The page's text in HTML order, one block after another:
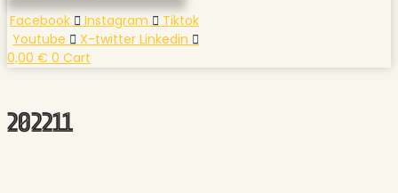
Facebook
Instagram
Tiktok
Youtube
X-twitter Linkedin
0,00 € 0 Cart
202211